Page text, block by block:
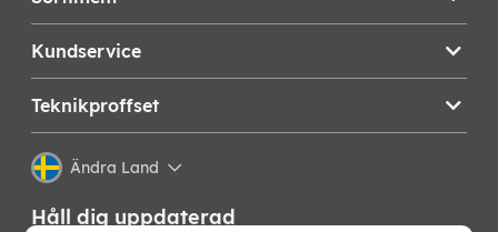
Kundservice
Teknikproffset
Ändra Land
Håll dig uppdaterad